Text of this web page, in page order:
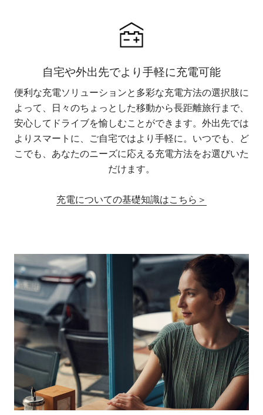
自宅や外出先でより手軽に充電可能
便利な充電ソリューションと多彩な充電方法の選択肢に
よって、日々のちょっとした移動から長距離旅行まで、
安心してドライブを愉しむことができます。外出先では
よりスマートに、ご自宅ではより手軽に。いつでも、ど
こでも、あなたのニーズに応える充電方法をお選びいた
だけます。
充電についての基礎知識はこちら＞